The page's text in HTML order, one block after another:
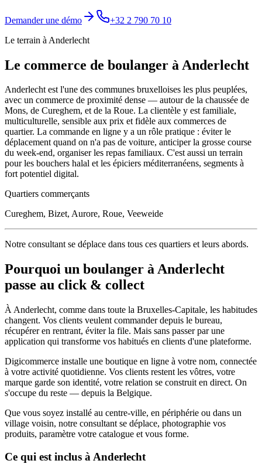
Demander une démo
+32 2 790 70 10
Le terrain à Anderlecht
Le commerce de boulanger à Anderlecht
Anderlecht est l'une des communes bruxelloises les plus peuplées,
avec un commerce de proximité dense — autour de la chaussée de
Mons, de Cureghem, et de la Roue. La clientèle y est familiale,
multiculturelle, sensible aux prix et fidèle aux commerces de
quartier. La commande en ligne y a un rôle pratique : éviter le
déplacement quand on n'a pas de voiture, anticiper la grosse course
du week-end, organiser les repas familiaux. C'est aussi un terrain
pour les bouchers halal et les épiciers méditerranéens, segments à
fort potentiel digital.
Quartiers commerçants
Cureghem, Bizet, Aurore, Roue, Veeweide
Notre consultant se déplace dans tous ces quartiers et leurs abords.
Pourquoi un boulanger àAnderlecht
passe au click & collect
À Anderlecht, comme dans toute la Bruxelles-Capitale, les habitudes
changent. Vos clients veulent commander depuis le bureau,
récupérer en rentrant, éviter la file. Mais sans passer par une
application qui transforme vos habitués en clients d'une plateforme.
Digicommerce installe une boutique en ligne à votre nom, connectée
à votre activité quotidienne. Vos clients restent les vôtres, votre
marque garde son identité, votre relation se construit en direct. On
s'occupe du reste — depuis la Belgique.
Que vous soyez installé au centre-ville, en périphérie ou dans un
village voisin, notre consultant se déplace, photographie vos
produits, paramètre votre catalogue et vous forme.
Ce qui est inclus à Anderlecht